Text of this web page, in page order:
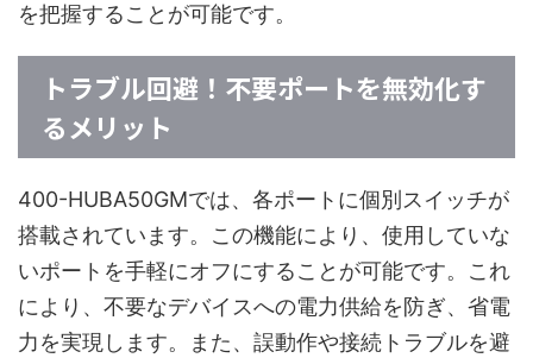
を把握することが可能です。
トラブル回避！不要ポートを無効化す
るメリット
400-HUBA50GMでは、各ポートに個別スイッチが
搭載されています。この機能により、使用していな
いポートを手軽にオフにすることが可能です。これ
により、不要なデバイスへの電力供給を防ぎ、省電
力を実現します。また、誤動作や接続トラブルを避